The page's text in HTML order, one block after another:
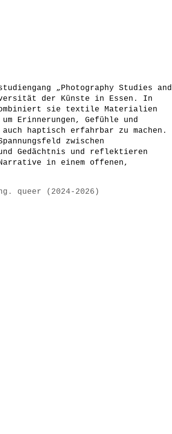
„Photography Studies and
der Künste in Essen. In
sie textile Materialien
Erinnerungen, Gefühle und
haptisch erfahrbar zu machen.
zwischen
Gedächtnis und reflektieren
in einem offenen,
queer (2024-2026)